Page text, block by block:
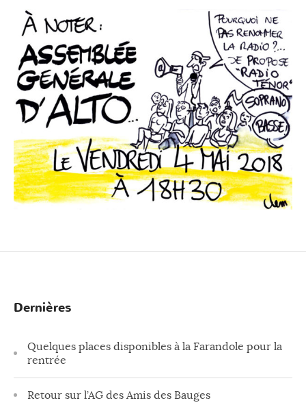
Dernières
Quelques places disponibles à la Farandole pour la
rentrée
Retour sur l’AG des Amis des Bauges